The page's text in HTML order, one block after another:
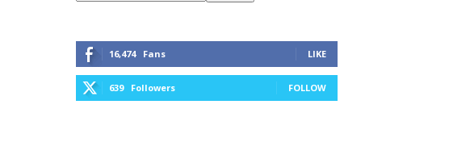
16,474 Fans LIKE
639 Followers FOLLOW